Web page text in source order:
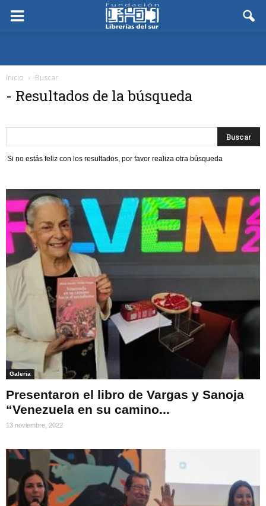
Inicio Buscar
- Resultados de la búsqueda
Si no estás feliz con los resultados, por favor realiza otra búsqueda
Galeria
Presentaron el libro de Vargas y Sanoja
“Venezuela en su camino...
13 noviembre, 2022